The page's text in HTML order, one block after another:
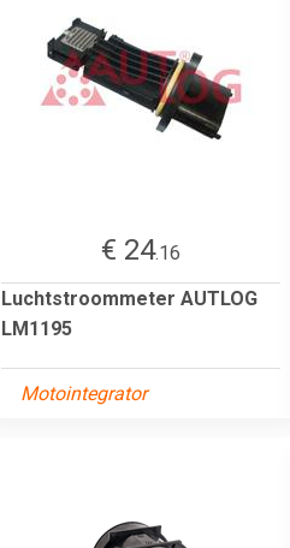
€ 24.16
Luchtstroommeter AUTLOG
LM1195
Motointegrator